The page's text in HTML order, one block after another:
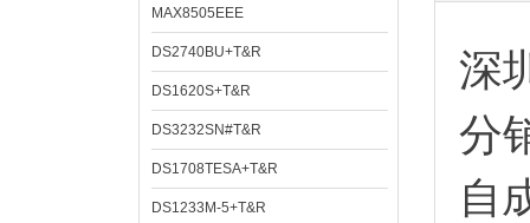
MAX8505EEE
DS2740BU+T&R
DS1620S+T&R
DS3232SN#T&R
DS1708TESA+T&R
DS1233M-5+T&R
深
分
自